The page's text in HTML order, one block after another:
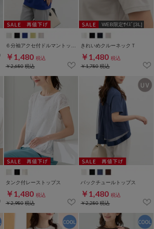
￥1,480 税込
￥2,680税込
WEB限定ｻｲｽﾞ[3L]
きれいめクルーネックＴ
￥1,480 税込
￥1,780税込
タンク付レーストップス
￥1,480 税込
￥2,980税込
バックチュールトップス
￥1,480 税込
￥2,280税込